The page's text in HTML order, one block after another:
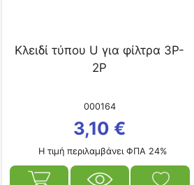
Κλειδί τύπου U για φίλτρα 3P-
2P
000164
3,10 €
Η τιμή περιλαμβάνει ΦΠΑ 24%